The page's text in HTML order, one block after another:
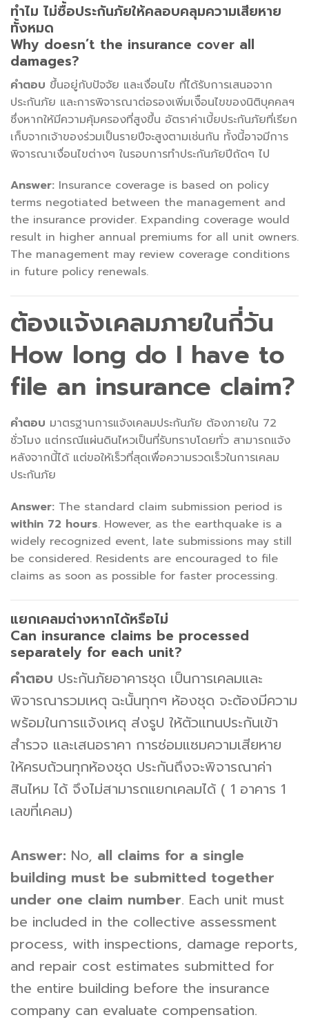
ทำไม ไม่ซื้อประกันภัยให้คลอบคลุมความเสียหาย
ทั้งหมด
Why doesn’t the insurance cover all
damages?
คำตอบ ขึ้นอยู่กับปัจจัย และเงื่อนไข ที่ได้รับการเสนอจาก
ประกันภัย และการพิจารณาต่อรองเพิ่มเงิือนไขของนิติบุคคลฯ
ซึ่งหากให้มีความคุ้มครองที่สูงขึ้น อัตราค่าเบี้ยประกันภัยที่เรียก
เก็บจากเจ้าของร่วมเป็นรายปีจะสูงตามเช่นกัน ทั้งนี้อาจมีการ
พิจารณาเงื่อนไขต่างๆ ในรอบการทำประกันภัยปีถัดๆ ไป
Answer: Insurance coverage is based on policy
terms negotiated between the management and
the insurance provider. Expanding coverage would
result in higher annual premiums for all unit owners.
The management may review coverage conditions
in future policy renewals.
ต้องแจ้งเคลมภายในกี่วัน
How long do I have to
file an insurance claim?
คำตอบ มาตรฐานการแจ้งเคลมประกันภัย ต้องภายใน 72
ชั่วโมง แต่กรณีแผ่นดินไหวเป็นที่รับทราบโดยทั่ว สามารถแจ้ง
หลังจากนี้ได้ แต่ขอให้เร็วที่สุดเพื่อความรวดเร็วในการเคลม
ประกันภัย
Answer: The standard claim submission period is
within 72 hours. However, as the earthquake is a
widely recognized event, late submissions may still
be considered. Residents are encouraged to file
claims as soon as possible for faster processing.
แยกเคลมต่างหากได้หรือไม่
Can insurance claims be processed
separately for each unit?
คำตอบ ประกันภัยอาคารชุด เป็นการเคลมและ
พิจารณารวมเหตุ ฉะนั้นทุกๆ ห้องชุด จะต้องมีความ
พร้อมในการแจ้งเหตุ ส่งรูป ให้ตัวแทนประกันเข้า
สำรวจ และเสนอราคา การซ่อมแซมความเสียหาย
ให้ครบถ้วนทุกห้องชุด ประกันถึงจะพิจารณาค่า
สินไหม ได้ จึงไม่สามารถแยกเคลมได้ ( 1 อาคาร 1
เลขที่เคลม)
Answer: No, all claims for a single
building must be submitted together
under one claim number. Each unit must
be included in the collective assessment
process, with inspections, damage reports,
and repair cost estimates submitted for
the entire building before the insurance
company can evaluate compensation.